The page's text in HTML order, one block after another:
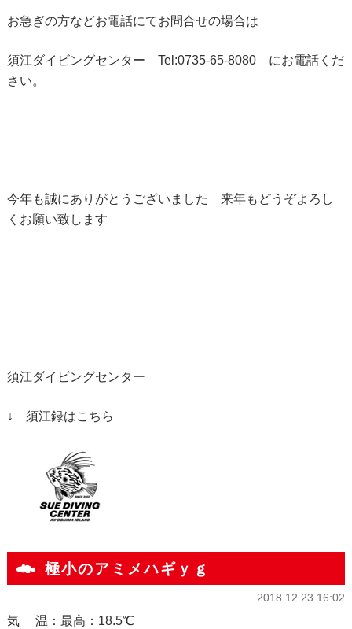
お急ぎの方などお電話にてお問合せの場合は
須江ダイビングセンター Tel:0735-65-8080 にお電話くだ
さい。
今年も誠にありがとうございました 来年もどうぞよろし
くお願い致します
須江ダイビングセンター
↓ 須江録はこちら
極小のアミメハギｙｇ
2018.12.23 16:02
気 温：最高：18.5℃